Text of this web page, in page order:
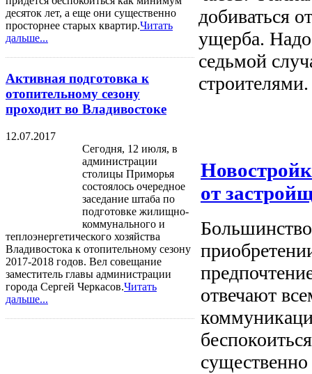
десяток лет, а еще они существенно
просторнее старых квартир.Читать
дальше...
Активная подготовка к
отопительному сезону
проходит во Владивостоке
12.07.2017
Сегодня, 12 июля, в
администрации
столицы Приморья
состоялось очередное
заседание штаба по
подготовке жилищно-
коммунального и
теплоэнергетического хозяйства
Владивостока к отопительному сезону
2017-2018 годов. Вел совещание
заместитель главы администрации
города Сергей Черкасов.Читать
дальше...
добиваться
ущерба. Надо
седьмой
строителями.
от
отвечают